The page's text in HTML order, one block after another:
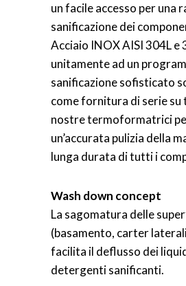
un facile accesso per una
sanificazione dei
Acciaio INOX AISI 304L e
unitamente ad un
sanificazione sofisticato
come fornitura di serie su
nostre termoformatrici
un’accurata pulizia della
lunga durata di tutti i
Wash down concept
La sagomatura delle
(basamento, carter
facilita il deflusso dei
detergenti sanificanti.